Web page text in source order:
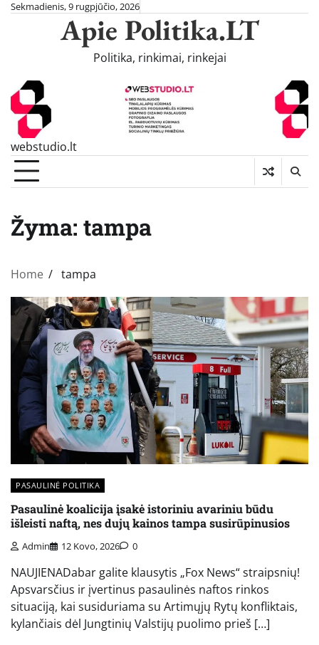
SkipSekmadienis, 9 rugpjūčio, 2026
Apie Politika.LT
Politika, rinkimai, rinkejai
webstudio.lt
Žyma: tampa
Home tampa
PASAULINĖ POLITIKA
Pasaulinė koalicija įsakė istoriniu avariniu būdu
išleisti naftą, nes dujų kainos tampa susirūpinusios
Admin 12 Kovo, 2026 0
NAUJIENADabar galite klausytis „Fox News“ straipsnių!
Apsvarsčius ir įvertinus pasaulinės naftos rinkos
situaciją, kai susiduriama su Artimųjų Rytų konfliktais,
kylančiais dėl Jungtinių Valstijų puolimo prieš […]